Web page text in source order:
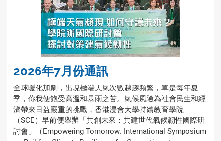
2026年7月份通訊
全球暖化加劇，出現極端天氣次數越趨頻繁，單是每年夏
季，你我便飽受高溫和暴雨之苦。氣候風險為社會民生和經
濟帶來日益嚴重的挑戰，香港浸會大學持續教育學院
（SCE）早前便舉辦「共創未來：共建世代氣候韌性國際研
討會」（Empowering Tomorrow: International Symposium